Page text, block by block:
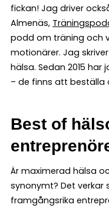
fickan! Jag driver
Almenäs,
podd om träning och
motionärer. Jag
hälsa. Sedan 2015
– de finns att beställa
Best of
Är maximerad hälsa
synonymt? Det verkar
framgångsrika